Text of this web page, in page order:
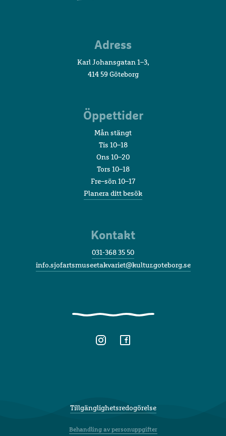
AkvarietAdress
Karl Johansgatan 1–3,
414 59 Göteborg
Öppettider
Mån stängt
Tis 10–18
Ons 10–20
Tors 10–18
Fre–sön 10–17
Planera ditt besök
Kontakt
031-368 35 50
info.sjofartsmuseetakvariet@kultur.goteborg.se
Tillgänglighetsredogörelse
Behandling av personuppgifter